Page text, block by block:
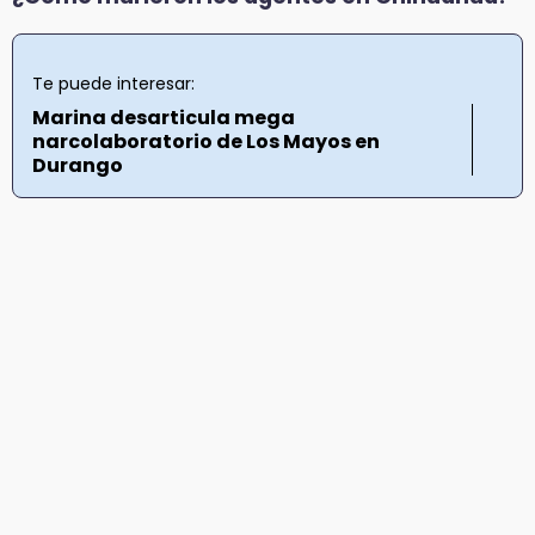
Te puede interesar:
Marina desarticula mega
narcolaboratorio de Los Mayos en
Durango